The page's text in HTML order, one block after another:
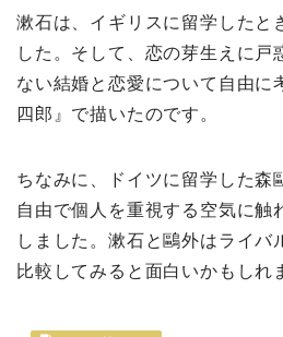
漱石は、イギリスに留学したと
した。そして、恋の芽生えに戸
ない結婚と恋愛について自由に
四郎』で描いたのです。
ちなみに、ドイツに留学した森
自由で個人を重視する空気に触
しました。漱石と鷗外はライバ
比較してみると面白いかもしれ